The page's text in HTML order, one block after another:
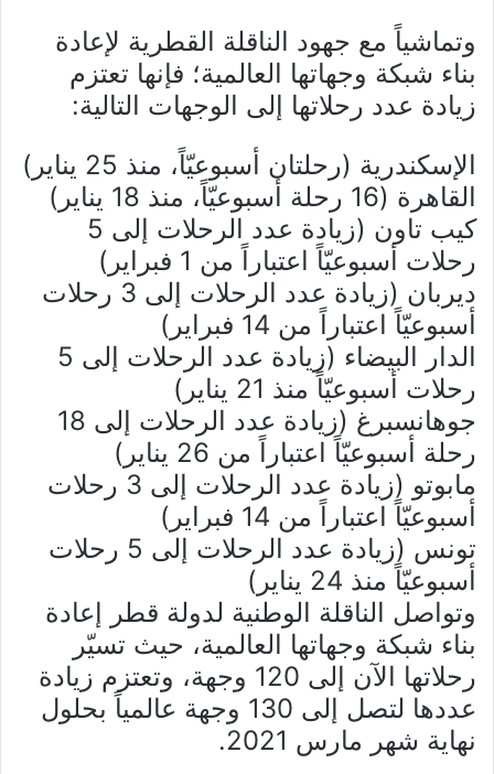
وتماشياً مع جهود الناقلة القطرية لإعادة
بناء شبكة وجهاتها العالمية؛ فإنها تعتزم
زيادة عدد رحلاتها إلى الوجهات التالية:
الإسكندرية (رحلتان أسبوعيّاً، منذ 25 يناير)
القاهرة (16 رحلة أسبوعيّاً، منذ 18 يناير)
كيب تاون (زيادة عدد الرحلات إلى 5
رحلات أسبوعيّاً اعتباراً من 1 فبراير)
ديربان (زيادة عدد الرحلات إلى 3 رحلات
أسبوعيّاً اعتباراً من 14 فبراير)
الدار البيضاء (زيادة عدد الرحلات إلى 5
رحلات أسبوعيّاً منذ 21 يناير)
جوهانسبرغ (زيادة عدد الرحلات إلى 18
رحلة أسبوعيّاً اعتباراً من 26 يناير)
مابوتو (زيادة عدد الرحلات إلى 3 رحلات
أسبوعيّاً اعتباراً من 14 فبراير)
تونس (زيادة عدد الرحلات إلى 5 رحلات
أسبوعيّاً منذ 24 يناير)
وتواصل الناقلة الوطنية لدولة قطر إعادة
بناء شبكة وجهاتها العالمية، حيث تسيّر
رحلاتها الآن إلى 120 وجهة، وتعتزم زيادة
عددها لتصل إلى 130 وجهة عالمياً بحلول
نهاية شهر مارس 2021.